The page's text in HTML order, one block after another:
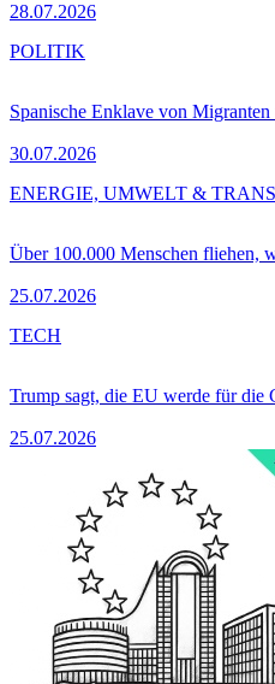
28.07.2026
Spanische Enklave von
30.07.2026
POLITIK
Über 100.000 Menschen fliehen,
25.07.2026
ENERGIE, UMWELT &
Trump sagt, die EU werde für die
25.07.2026
TECH